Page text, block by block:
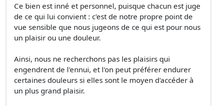
Ce bien est inné et personnel, puisque chacun est juge
de ce qui lui convient : c'est de notre propre point de
vue sensible que nous jugeons de ce qui est pour nous
un plaisir ou une douleur.
Ainsi, nous ne recherchons pas les plaisirs qui
engendrent de l'ennui, et l'on peut préférer endurer
certaines douleurs si elles sont le moyen d'accéder à
un plus grand plaisir.